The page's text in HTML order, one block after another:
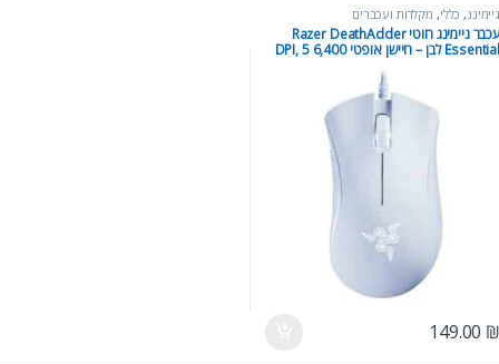
גיימינג, כללי, מקלדות ועכברים
עכבר גיימינג חוטי Razer DeathAdder
Essential לבן – חיישן אופטי 6,400 DPI, 5
149.00 ₪